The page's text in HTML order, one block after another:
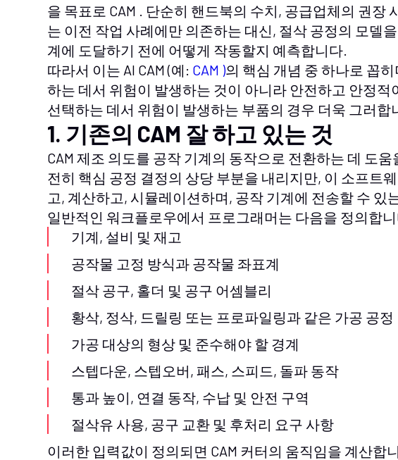
을 목표로 CAM . 단순히 핸드북의 수치, 공급업체의 권장
는 이전 작업 사례에만 의존하는 대신, 절삭 공정의 모델
계에 도달하기 전에 어떻게 작동할지 예측합니다.
따라서 이는 AI CAM (예: CAM )의 핵심 개념 중 하나로 꼽
하는 데서 위험이 발생하는 것이 아니라 안전하고 안정적
선택하는 데서 위험이 발생하는 부품의 경우 더욱 그러합
1. 기존의 CAM 잘 하고 있는 것
CAM 제조 의도를 공작 기계의 동작으로 전환하는 데 도
전히 핵심 공정 결정의 상당 부분을 내리지만, 이 소프트
고, 계산하고, 시뮬레이션하며, 공작 기계에 전송할 수 있
일반적인 워크플로우에서 프로그래머는 다음을 정의합
기계, 설비 및 재고
공작물 고정 방식과 공작물 좌표계
절삭 공구, 홀더 및 공구 어셈블리
황삭, 정삭, 드릴링 또는 프로파일링과 같은 가공 공정
가공 대상의 형상 및 준수해야 할 경계
스텝다운, 스텝오버, 패스, 스피드, 돌파 동작
통과 높이, 연결 동작, 수납 및 안전 구역
절삭유 사용, 공구 교환 및 후처리 요구 사항
이러한 입력값이 정의되면 CAM 커터의 움직임을 계산합